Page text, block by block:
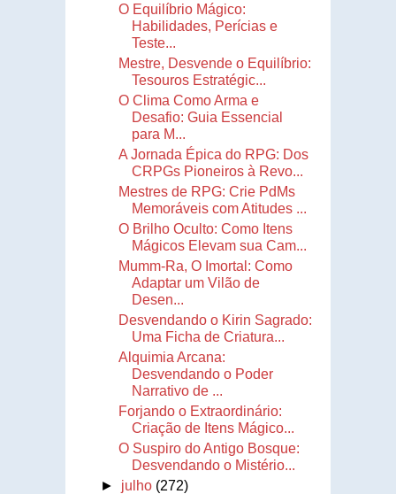
O Equilíbrio Mágico:
Habilidades, Perícias e
Teste...
Mestre, Desvende o Equilíbrio:
Tesouros Estratégic...
O Clima Como Arma e
Desafio: Guia Essencial
para M...
A Jornada Épica do RPG: Dos
CRPGs Pioneiros à Revo...
Mestres de RPG: Crie PdMs
Memoráveis com Atitudes ...
O Brilho Oculto: Como Itens
Mágicos Elevam sua Cam...
Mumm-Ra, O Imortal: Como
Adaptar um Vilão de
Desen...
Desvendando o Kirin Sagrado:
Uma Ficha de Criatura...
Alquimia Arcana:
Desvendando o Poder
Narrativo de ...
Forjando o Extraordinário:
Criação de Itens Mágico...
O Suspiro do Antigo Bosque:
Desvendando o Mistério...
► julho (272)